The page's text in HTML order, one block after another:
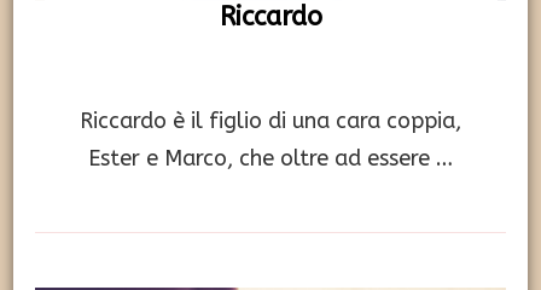
Riccardo
Riccardo è il figlio di una cara coppia,
Ester e Marco, che oltre ad essere …